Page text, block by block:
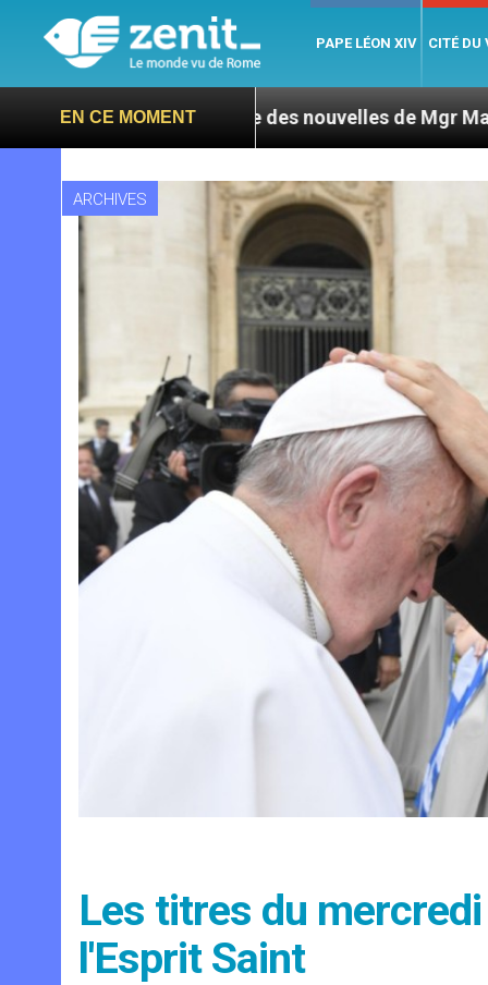
PAPE LÉON XIV CITÉ DU
EN CE MOMENT
exige des nouvelles de Mgr Mata Sept
ARCHIVES
Les titres du
l'Esprit Saint